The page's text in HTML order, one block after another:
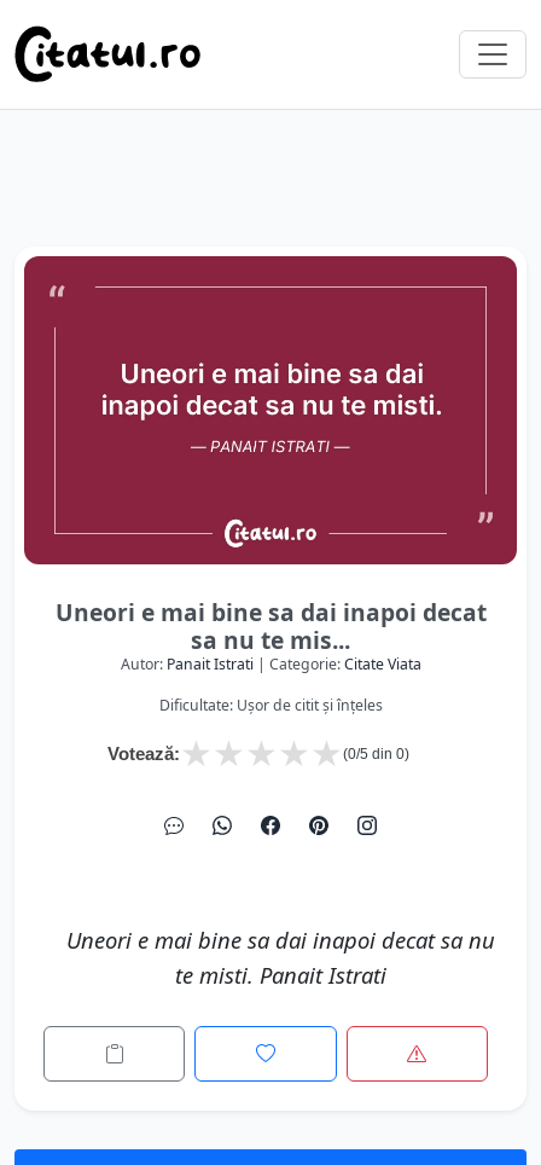
Uneori e mai bine sa dai inapoi decat
sa nu te mis...
Autor: Panait Istrati| Categorie:Citate Viata
Dificultate: Ușor de citit și înțeles
Votează: ★
★
★
★
★ (0/5 din 0)
Uneori e mai bine sa dai inapoi decat sa nu
te misti. Panait Istrati